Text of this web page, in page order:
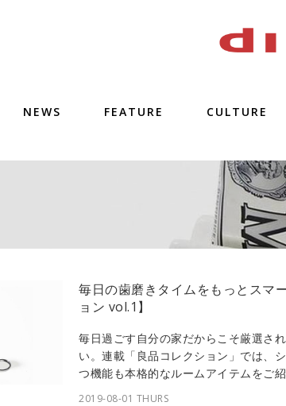
NEWS FEATURE CULTURE
毎日の歯磨きタイムをもっとスマ
ョン vol.1】
毎日過ごす自分の家だからこそ厳選さ
い。連載「良品コレクション」では、
つ機能も本格的なルームアイテムをご
2019-08-01 THURS